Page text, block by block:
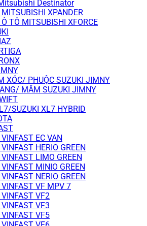
Destinator
XPANDER
TÔ MITSUBISHI XFORCE
XÓC/ PHUỘC SUZUKI JIMNY
MÂM SUZUKI JIMNY
SUZUKI XL7 HYBRID
EC VAN
HERIO GREEN
LIMO GREEN
MINIO GREEN
NERIO GREEN
VINFAST VF MPV 7
VINFAST VF2
VF3
VINFAST VF5